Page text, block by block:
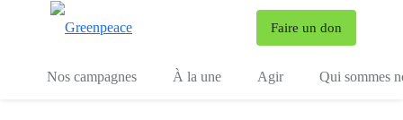
Faire un don
Nos campagnes À la une Agir Qui sommes